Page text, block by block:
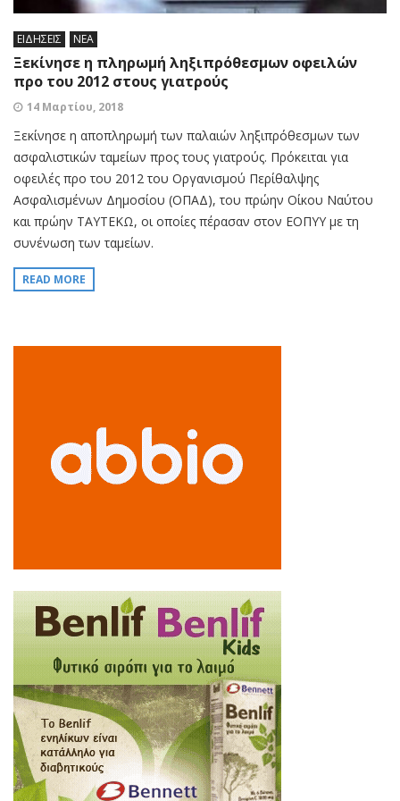
ΕΙΔΗΣΕΙΣ ΝΕΑ
Ξεκίνησε η πληρωμή ληξιπρόθεσμων οφειλών
προ του 2012 στους γιατρούς
14 Μαρτίου, 2018
Ξεκίνησε η αποπληρωμή των παλαιών ληξιπρόθεσμων των
ασφαλιστικών ταμείων προς τους γιατρούς. Πρόκειται για
οφειλές προ του 2012 του Οργανισμού Περίθαλψης
Ασφαλισμένων Δημοσίου (ΟΠΑΔ), του πρώην Οίκου Ναύτου
και πρώην ΤΑΥΤΕΚΩ, οι οποίες πέρασαν στον ΕΟΠΥΥ με τη
συνένωση των ταμείων.
READ MORE